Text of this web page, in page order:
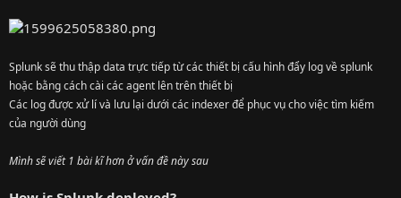
Splunk sẽ thu thập data trực tiếp từ các thiết bị cấu hình đẩy log về splunk
hoặc bằng cách cài các agent lên trên thiết bị
Các log được xử lí và lưu lại dưới các indexer để phục vụ cho việc tìm kiếm
của người dùng
Mình sẽ viết 1 bài kĩ hơn ở vấn đề này sau